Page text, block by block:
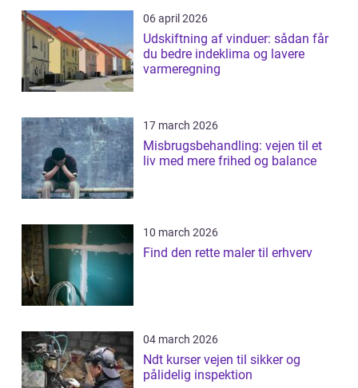
06 april 2026
Udskiftning af vinduer: sådan får
du bedre indeklima og lavere
varmeregning
17 march 2026
Misbrugsbehandling: vejen til et
liv med mere frihed og balance
10 march 2026
Find den rette maler til erhverv
04 march 2026
Ndt kurser vejen til sikker og
pålidelig inspektion